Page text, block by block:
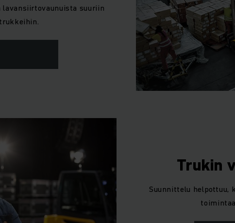
suuriin
Trukin
Suunnittelu